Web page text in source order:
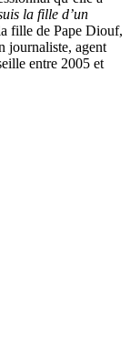
la fille d’un
fille de Pape Diouf,
journaliste, agent
entre 2005 et